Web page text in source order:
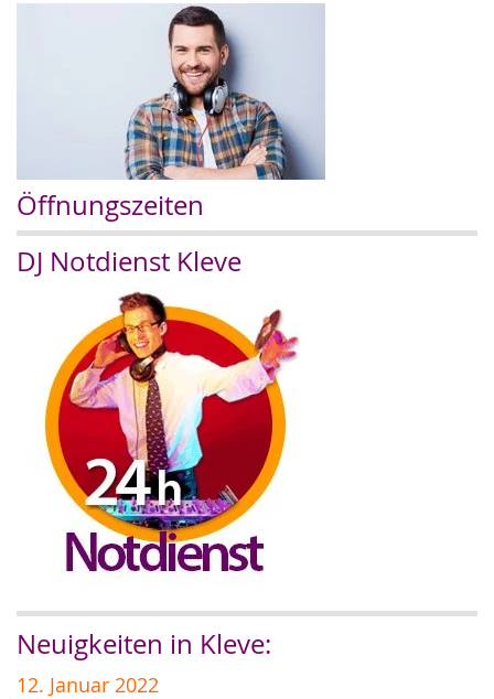
Öffnungszeiten
DJ Notdienst Kleve
Neuigkeiten in Kleve:
12. Januar 2022